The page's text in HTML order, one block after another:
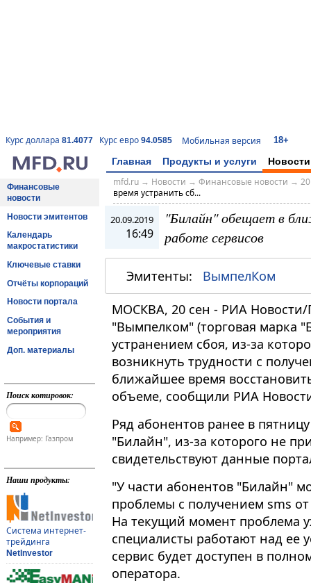
Курс доллара 81.4077 Курс евро 94.0585 Мобильная версия 18+
Главная Продукты и услуги Новости
Финансовые
новости
Новости эмитентов
Календарь
макростатистики
Ключевые ставки
Отчёты корпораций
Новости портала
События и
мероприятия
Доп. материалы
Поиск котировок:
Например: Газпром
Наши продукты:
Система интернет-
трейдинга
NetInvestor
mfd.ru→ Новости → Финансовые новости →
время устранить сб...
20.09.2019
16:49
"Билайн" обещает в
работе сервисов
Эмитенты: ВымпелКом
МОСКВА, 20 сен - РИА
"Вымпелком" (торговая марка
устранением сбоя, из-за
возникнуть трудности с
ближайшее время
объеме, сообщили РИА
Ряд абонентов ранее в
"Билайн", из-за которого не
свидетельствуют данные
"У части абонентов "Билайн"
проблемы с получением sms
На текущий момент проблема
специалисты работают над ее
сервис будет доступен в
оператора.